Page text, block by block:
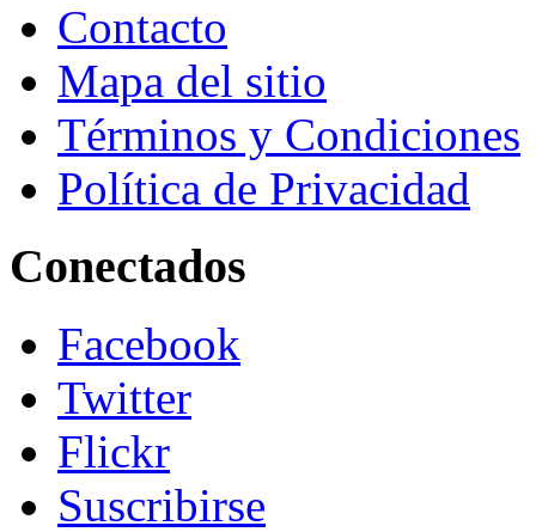
Contacto
Mapa del sitio
Términos y Condiciones
Política de Privacidad
Conectados
Facebook
Twitter
Flickr
Suscribirse